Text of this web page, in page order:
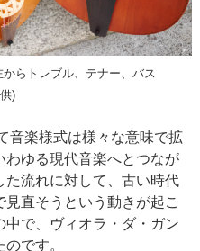
らトレブル、テナー、バス
)
楽様式は様々な意味で拡
わゆる現代音楽へとつなが
た流れに対して、古い時代
直そうという動きが起こ
中で、ヴィオラ・ダ・ガン
です。